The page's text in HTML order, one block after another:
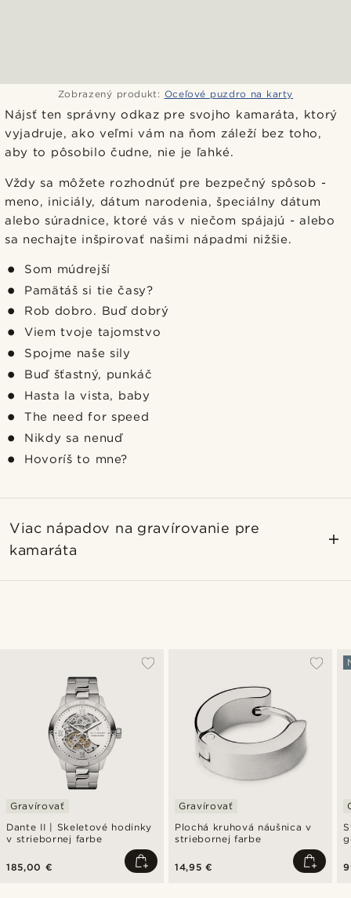
Zobrazený produkt: Oceľové puzdro na karty
Nájsť ten správny odkaz pre svojho kamaráta, ktorý
vyjadruje, ako veľmi vám na ňom záleží bez toho,
aby to pôsobilo čudne, nie je ľahké.
Vždy sa môžete rozhodnúť pre bezpečný spôsob -
meno, iniciály, dátum narodenia, špeciálny dátum
alebo súradnice, ktoré vás v niečom spájajú - alebo
sa nechajte inšpirovať našimi nápadmi nižšie.
Som múdrejší
Pamätáš si tie časy?
Rob dobro. Buď dobrý
Viem tvoje tajomstvo
Spojme naše sily
Buď šťastný, punkáč
Hasta la vista, baby
The need for speed
Nikdy sa nenuď
Hovoríš to mne?
Viac nápadov na gravírovanie pre
kamaráta
Dante II | Skeletové hodinky
v striebornej farbe
Gravírovať
185,00 €
Plochá kruhová náušnica v
striebornej farbe
Gravírovať
14,95 €